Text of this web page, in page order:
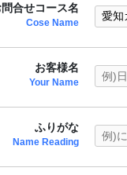
問合せコース名
Cose Name
お客様名
Your Name
ふりがな
Name Reading